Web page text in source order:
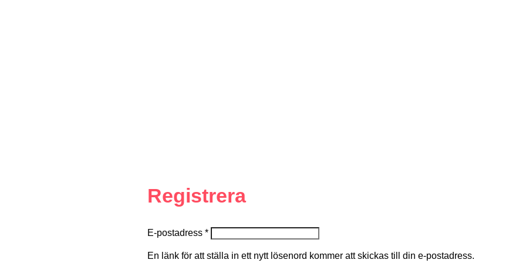
Registrera
E-postadress *
En länk för att ställa in ett nytt lösenord kommer att skickas till din e-postadress.